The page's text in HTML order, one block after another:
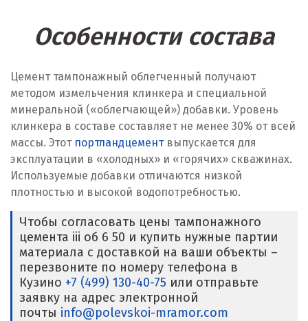
Особенности состава
Цемент тампонажный облегченный получают
методом измельчения клинкера и специальной
минеральной («облегчающей») добавки. Уровень
клинкера в составе составляет не менее 30% от всей
массы. Этот портландцементвыпускается для
эксплуатации в «холодных» и «горячих» скважинах.
Используемые добавки отличаются низкой
плотностью и высокой водопотребностью.
Чтобы согласовать цены тампонажного
цемента iii об 6 50 и купить нужные партии
материала с доставкой на ваши объекты –
перезвоните по номеру телефона в
Кузино +7 (499) 130-40-75 или отправьте
заявку на адрес электронной
почты info@polevskoi-mramor.com